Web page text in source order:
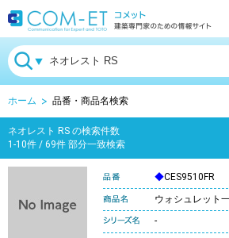
ホーム 品番・商品名検索
ネオレスト RS の検索件数
1-10件 / 69件 部分一致検索
◆CES9510FR
ウォシュレット
-